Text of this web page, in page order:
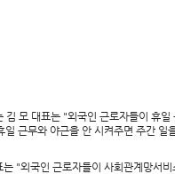
김 모 대표는 "외국인 근로자들이 휴
근무와 야근을 안 시켜주면 주간 일
"외국인 근로자들이 사회관계망서